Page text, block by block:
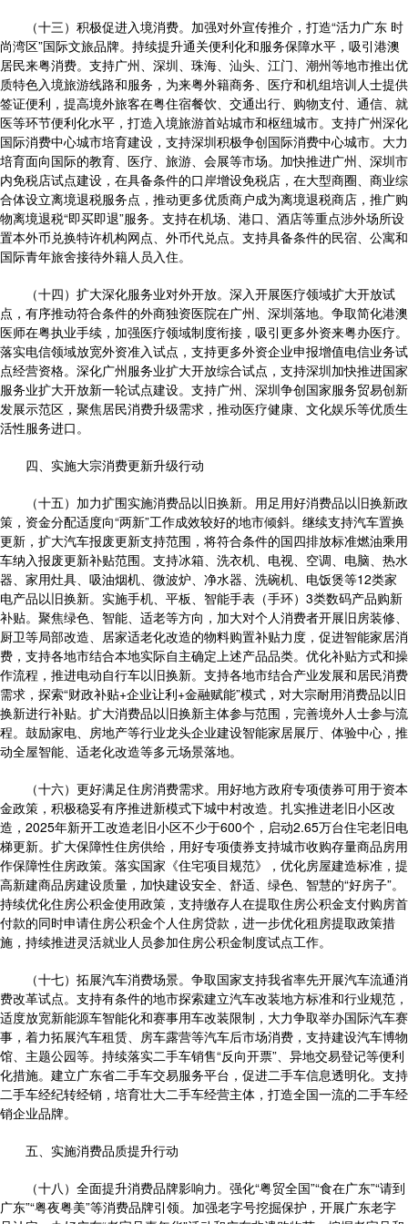
（十三）积极促进入境消费。加强对外宣传推介，打造“活力广东 时
尚湾区”国际文旅品牌。持续提升通关便利化和服务保障水平，吸引港澳
居民来粤消费。支持广州、深圳、珠海、汕头、江门、潮州等地市推出优
质特色入境旅游线路和服务，为来粤外籍商务、医疗和机组培训人士提供
签证便利，提高境外旅客在粤住宿餐饮、交通出行、购物支付、通信、就
医等环节便利化水平，打造入境旅游首站城市和枢纽城市。支持广州深化
国际消费中心城市培育建设，支持深圳积极争创国际消费中心城市。大力
培育面向国际的教育、医疗、旅游、会展等市场。加快推进广州、深圳市
内免税店试点建设，在具备条件的口岸增设免税店，在大型商圈、商业综
合体设立离境退税服务点，推动更多优质商户成为离境退税商店，推广购
物离境退税“即买即退”服务。支持在机场、港口、酒店等重点涉外场所设
置本外币兑换特许机构网点、外币代兑点。支持具备条件的民宿、公寓和
国际青年旅舍接待外籍人员入住。
（十四）扩大深化服务业对外开放。深入开展医疗领域扩大开放试
点，有序推动符合条件的外商独资医院在广州、深圳落地。争取简化港澳
医师在粤执业手续，加强医疗领域制度衔接，吸引更多外资来粤办医疗。
落实电信领域放宽外资准入试点，支持更多外资企业申报增值电信业务试
点经营资格。深化广州服务业扩大开放综合试点，支持深圳加快推进国家
服务业扩大开放新一轮试点建设。支持广州、深圳争创国家服务贸易创新
发展示范区，聚焦居民消费升级需求，推动医疗健康、文化娱乐等优质生
活性服务进口。
四、实施大宗消费更新升级行动
（十五）加力扩围实施消费品以旧换新。用足用好消费品以旧换新政
策，资金分配适度向“两新”工作成效较好的地市倾斜。继续支持汽车置换
更新，扩大汽车报废更新支持范围，将符合条件的国四排放标准燃油乘用
车纳入报废更新补贴范围。支持冰箱、洗衣机、电视、空调、电脑、热水
器、家用灶具、吸油烟机、微波炉、净水器、洗碗机、电饭煲等12类家
电产品以旧换新。实施手机、平板、智能手表（手环）3类数码产品购新
补贴。聚焦绿色、智能、适老等方向，加大对个人消费者开展旧房装修、
厨卫等局部改造、居家适老化改造的物料购置补贴力度，促进智能家居消
费，支持各地市结合本地实际自主确定上述产品品类。优化补贴方式和操
作流程，推进电动自行车以旧换新。支持各地市结合产业发展和居民消费
需求，探索“财政补贴+企业让利+金融赋能”模式，对大宗耐用消费品以旧
换新进行补贴。扩大消费品以旧换新主体参与范围，完善境外人士参与流
程。鼓励家电、房地产等行业龙头企业建设智能家居展厅、体验中心，推
动全屋智能、适老化改造等多元场景落地。
（十六）更好满足住房消费需求。用好地方政府专项债券可用于资本
金政策，积极稳妥有序推进新模式下城中村改造。扎实推进老旧小区改
造，2025年新开工改造老旧小区不少于600个，启动2.65万台住宅老旧电
梯更新。扩大保障性住房供给，用好专项债券支持城市收购存量商品房用
作保障性住房政策。落实国家《住宅项目规范》，优化房屋建造标准，提
高新建商品房建设质量，加快建设安全、舒适、绿色、智慧的“好房子”。
持续优化住房公积金使用政策，支持缴存人在提取住房公积金支付购房首
付款的同时申请住房公积金个人住房贷款，进一步优化租房提取政策措
施，持续推进灵活就业人员参加住房公积金制度试点工作。
（十七）拓展汽车消费场景。争取国家支持我省率先开展汽车流通消
费改革试点。支持有条件的地市探索建立汽车改装地方标准和行业规范，
适度放宽新能源车智能化和赛事用车改装限制，大力争取举办国际汽车赛
事，着力拓展汽车租赁、房车露营等汽车后市场消费，支持建设汽车博物
馆、主题公园等。持续落实二手车销售“反向开票”、异地交易登记等便利
化措施。建立广东省二手车交易服务平台，促进二手车信息透明化。支持
二手车经纪转经销，培育壮大二手车经营主体，打造全国一流的二手车经
销企业品牌。
五、实施消费品质提升行动
（十八）全面提升消费品牌影响力。强化“粤贸全国”“食在广东”“请到
广东”“粤夜粤美”等消费品牌引领。加强老字号挖掘保护，开展广东老字